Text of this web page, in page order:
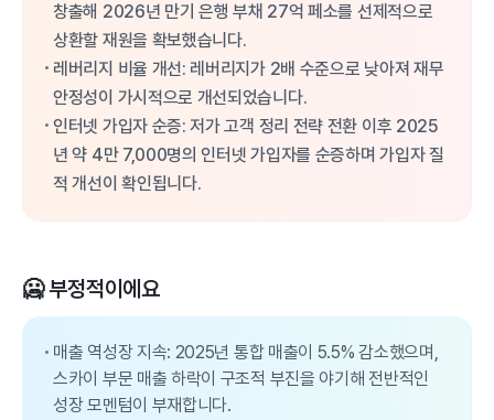
창출해 2026년 만기 은행 부채 27억 페소를 선제적으로
상환할 재원을 확보했습니다.
레버리지 비율 개선: 레버리지가 2배 수준으로 낮아져 재무
안정성이 가시적으로 개선되었습니다.
인터넷 가입자 순증: 저가 고객 정리 전략 전환 이후 2025
년 약 4만 7,000명의 인터넷 가입자를 순증하며 가입자 질
적 개선이 확인됩니다.
🥶 부정적이에요
매출 역성장 지속: 2025년 통합 매출이 5.5% 감소했으며,
스카이 부문 매출 하락이 구조적 부진을 야기해 전반적인
성장 모멘텀이 부재합니다.